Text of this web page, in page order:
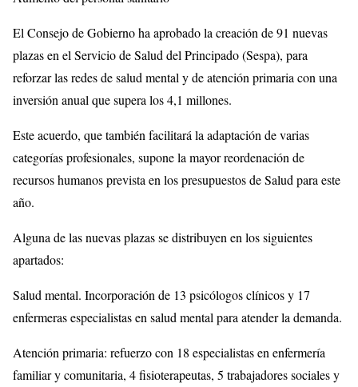
El Consejo de Gobierno ha aprobado la creación de 91 nuevas
plazas en el Servicio de Salud del Principado (Sespa), para
reforzar las redes de salud mental y de atención primaria con una
inversión anual que supera los 4,1 millones.
Este acuerdo, que también facilitará la adaptación de varias
categorías profesionales, supone la mayor reordenación de
recursos humanos prevista en los presupuestos de Salud para este
año.
Alguna de las nuevas plazas se distribuyen en los siguientes
apartados:
Salud mental. Incorporación de 13 psicólogos clínicos y 17
enfermeras especialistas en salud mental para atender la demanda.
Atención primaria: refuerzo con 18 especialistas en enfermería
familiar y comunitaria, 4 fisioterapeutas, 5 trabajadores sociales y